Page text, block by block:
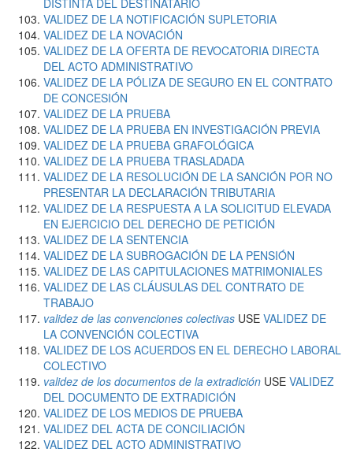
DISTINTA DEL DESTINATARIO
VALIDEZ DE LA NOTIFICACIÓN SUPLETORIA
VALIDEZ DE LA NOVACIÓN
VALIDEZ DE LA OFERTA DE REVOCATORIA DIRECTA
DEL ACTO ADMINISTRATIVO
VALIDEZ DE LA PÓLIZA DE SEGURO EN EL CONTRATO
DE CONCESIÓN
VALIDEZ DE LA PRUEBA
VALIDEZ DE LA PRUEBA EN INVESTIGACIÓN PREVIA
VALIDEZ DE LA PRUEBA GRAFOLÓGICA
VALIDEZ DE LA PRUEBA TRASLADADA
VALIDEZ DE LA RESOLUCIÓN DE LA SANCIÓN POR NO
PRESENTAR LA DECLARACIÓN TRIBUTARIA
VALIDEZ DE LA RESPUESTA A LA SOLICITUD ELEVADA
EN EJERCICIO DEL DERECHO DE PETICIÓN
VALIDEZ DE LA SENTENCIA
VALIDEZ DE LA SUBROGACIÓN DE LA PENSIÓN
VALIDEZ DE LAS CAPITULACIONES MATRIMONIALES
VALIDEZ DE LAS CLÁUSULAS DEL CONTRATO DE
TRABAJO
validez de las convenciones colectivas USE VALIDEZ DE
LA CONVENCIÓN COLECTIVA
VALIDEZ DE LOS ACUERDOS EN EL DERECHO LABORAL
COLECTIVO
validez de los documentos de la extradición USE VALIDEZ
DEL DOCUMENTO DE EXTRADICIÓN
VALIDEZ DE LOS MEDIOS DE PRUEBA
VALIDEZ DEL ACTA DE CONCILIACIÓN
VALIDEZ DEL ACTO ADMINISTRATIVO